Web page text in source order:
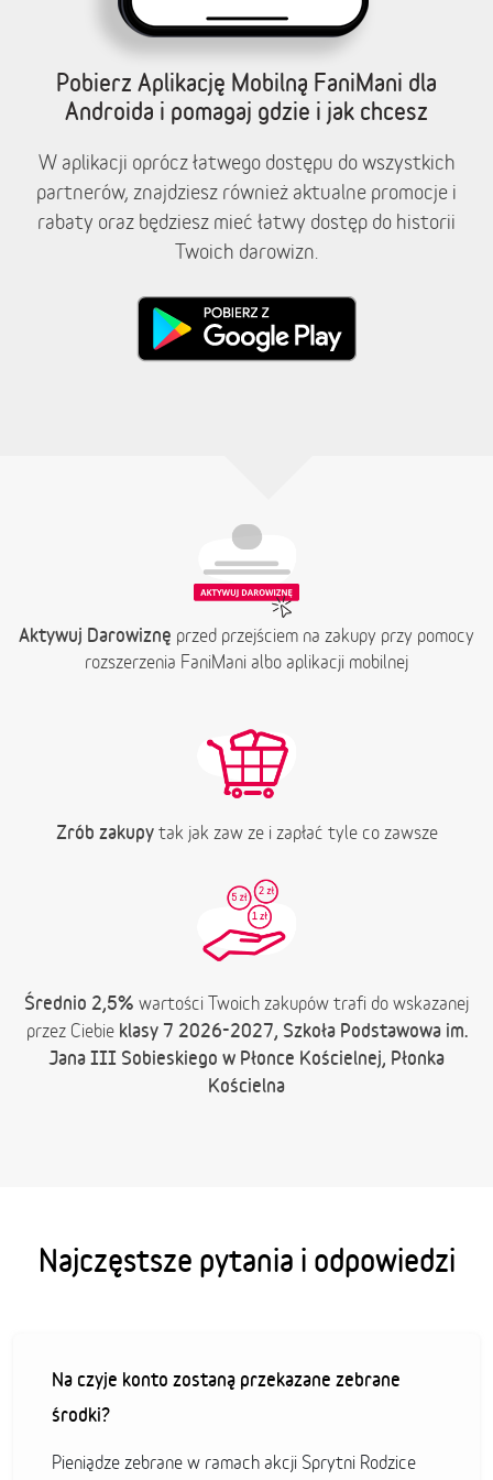
Pobierz Aplikację Mobilną FaniMani dla
Androida i pomagaj gdzie i jak chcesz
W aplikacji oprócz łatwego dostępu do wszystkich
partnerów, znajdziesz również aktualne promocje i
rabaty oraz będziesz mieć łatwy dostęp do historii
Twoich darowizn.
Aktywuj Darowiznę przed przejściem na zakupy przy pomocy
rozszerzenia FaniMani albo aplikacji mobilnej
Zrób zakupytak jak zaw ze i zapłać tyle co zawsze
Średnio 2,5% wartości Twoich zakupów trafi do wskazanej
przez Ciebie klasy 7 2026-2027, Szkoła Podstawowa im.
Jana III Sobieskiego w Płonce Kościelnej, Płonka
Kościelna
Najczęstsze pytania i odpowiedzi
Na czyje konto zostaną przekazane zebrane
środki?
Pieniądze zebrane w ramach akcji Sprytni Rodzice